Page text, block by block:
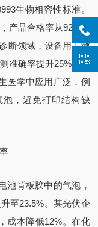
生物相容性标准。
产品合格率从92%提
断领域，设备用于微
准确率提升25%。不
医学中应用广泛，例
，避免打印结构缺
池背板胶中的气泡，
至23.5%。某光伏企
成本降低12%。在化